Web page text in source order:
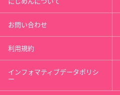
お問い合わせ
利用規約
インフォマティブデータポリシ
ー